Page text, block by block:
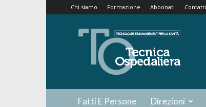
Chi siamo Formazione Abbonati Contatti
Tecnica
Ospedaliera
Fatti E Persone Direzioni